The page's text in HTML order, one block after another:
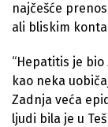
najčešće
ali bliskim
“Hepatitis je
kao neka
Zadnja veća
ljudi bila je u